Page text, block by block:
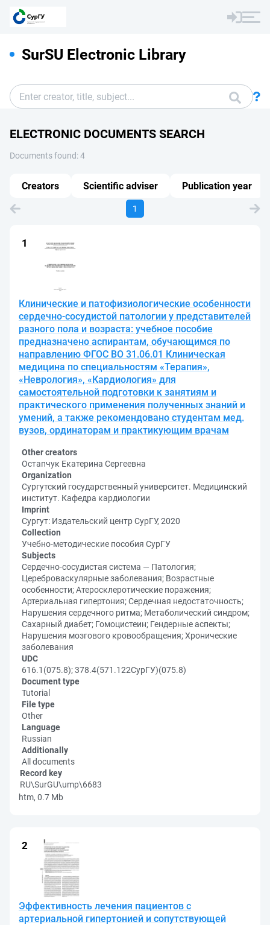
SurSU Electronic Library
ELECTRONIC DOCUMENTS SEARCH
Documents found: 4
1
Клинические и патофизиологические особенности
сердечно-сосудистой патологии у представителей
разного пола и возраста: учебное пособие
предназначено аспирантам, обучающимся по
направлению ФГОС ВО 31.06.01 Клиническая
медицина по специальностям «Терапия»,
«Неврология», «Кардиология» для
самостоятельной подготовки к занятиям и
практического применения полученных знаний и
умений, а также рекомендовано студентам мед.
вузов, ординаторам и практикующим врачам
Other creators
Остапчук Екатерина Сергеевна
Organization
Сургутский государственный университет. Медицинский
институт. Кафедра кардиологии
Imprint
Сургут: Издательский центр СурГУ, 2020
Collection
Учебно-методические пособия СурГУ
Subjects
Сердечно-сосудистая система — Патология;
Цереброваскулярные заболевания; Возрастные
особенности; Атеросклеротические поражения;
Артериальная гипертония; Сердечная недостаточность;
Нарушения сердечного ритма; Метаболический синдром;
Сахарный диабет; Гомоцистеин; Гендерные аспекты;
Нарушения мозгового кровообращения; Хронические
заболевания
UDC
616.1(075.8); 378.4(571.122СурГУ)(075.8)
Document type
Tutorial
File type
Other
Language
Russian
Additionally
All documents
Record key
RU\SurGU\ump\6683
htm, 0.7 Mb
Эффективность лечения пациентов с
артериальной гипертонией и сопутствующей
Creators Scientific adviser Publication year